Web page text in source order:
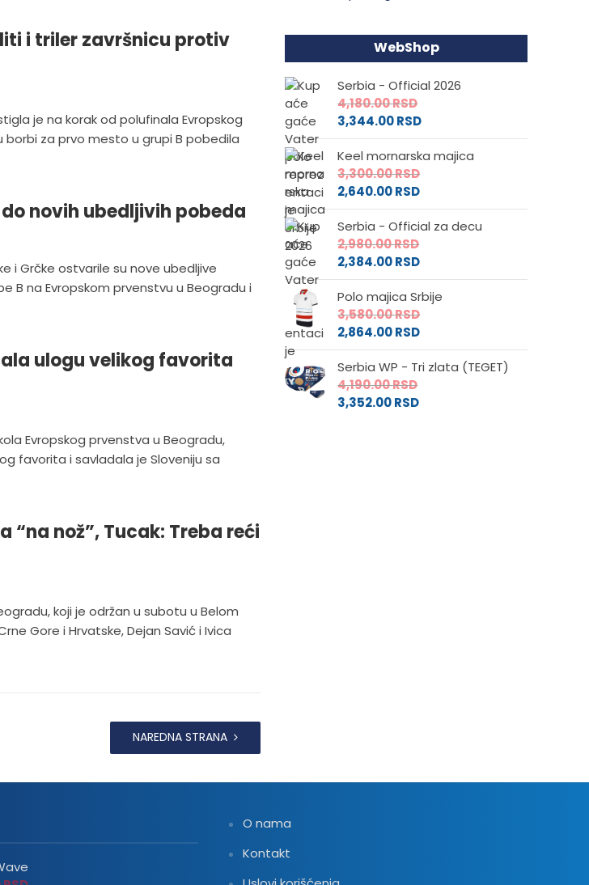
i triler završnicu protiv
je na korak od polufinala Evropskog
za prvo mesto u grupi B pobedila
novih ubedljivih pobeda
i Grčke ostvarile su nove ubedljive
B na Evropskom prvenstvu u Beogradu i
ulogu velikog favorita
Evropskog prvenstva u Beogradu,
favorita i savladala je Sloveniju sa
“na nož”, Tucak: Treba reći
koji je održan u subotu u Belom
Gore i Hrvatske, Dejan Savić i Ivica
NAREDNA STRANA
WebShop
Serbia - Official 2026
4,180.00RSD
3,344.00RSD
Keel mornarska majica
3,300.00RSD
2,640.00RSD
Serbia - Official za decu
2,980.00RSD
2,384.00RSD
Polo majica Srbije
3,580.00RSD
2,864.00RSD
Serbia WP - Tri zlata (TEGET)
4,190.00RSD
3,352.00RSD
O nama
Kontakt